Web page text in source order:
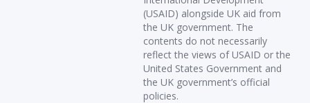
(USAID) alongside UK aid from
the UK government. The
contents do not necessarily
reflect the views of USAID or the
United States Government and
the UK government’s official
policies.